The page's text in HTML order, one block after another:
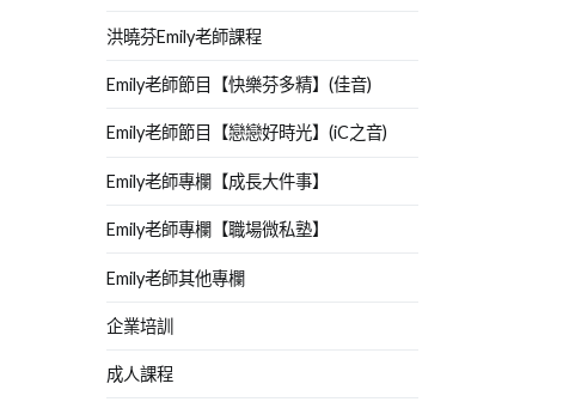
洪曉芬Emily老師課程
Emily老師節目【快樂芬多精】(佳音)
Emily老師節目【戀戀好時光】(iC之音)
Emily老師專欄【成長大件事】
Emily老師專欄【職場微私塾】
Emily老師其他專欄
企業培訓
成人課程